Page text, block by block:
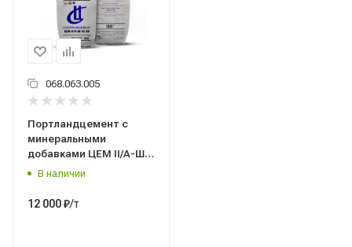
068.063.005
Портландцемент с
минеральными
добавками ЦЕМ II/A-Ш
42,5Н (М500 Д20) биг бег
Себряковцемент
В наличии
12 000₽/т